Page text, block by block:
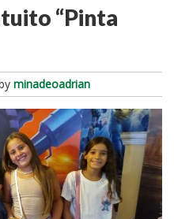
“Pinta
minadeoadrian